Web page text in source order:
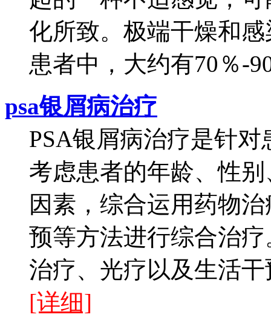
化所致。极端干燥和
患者中，大约有70％-
psa银屑病治疗
PSA银屑病治疗是针
考虑患者的年龄、性
因素，综合运用药物
预等方法进行综合治
治疗、光疗以及生活
[详细]